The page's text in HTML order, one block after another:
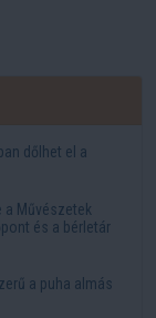
dőlhet el a
Művészetek
és a bérletár
a puha almás